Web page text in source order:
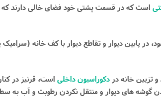
است که در قسمت پشتی خود فضای خالی دارند که
در پایین دیوار و تقاطع دیوار با کف خانه (سرامیک
تزیین خانه در دکوراسیون داخلی است، قرنیز در
‌های دیوار و منتقل نکردن رطوبت و آب به